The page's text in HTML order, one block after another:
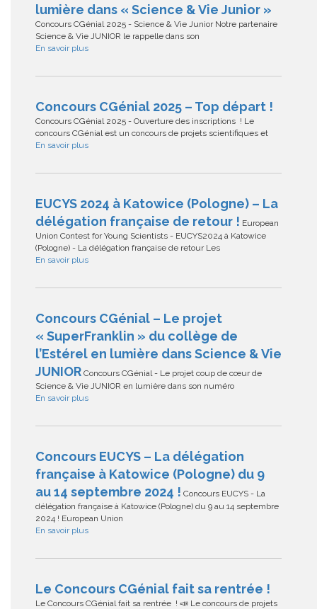
lumière dans « Science & Vie Junior »
Concours CGénial 2025 - Science & Vie Junior Notre partenaire
Science & Vie JUNIOR le rappelle dans son
En savoir plus
Concours CGénial 2025 – Top départ !
Concours CGénial 2025 - Ouverture des inscriptions ! Le
concours CGénial est un concours de projets scientifiques et
En savoir plus
EUCYS 2024 à Katowice (Pologne) – La
délégation française de retour ! European
Union Contest for Young Scientists - EUCYS2024 à Katowice
(Pologne) - La délégation française de retour Les
En savoir plus
Concours CGénial – Le projet
« SuperFranklin » du collège de
l’Estérel en lumière dans Science & Vie
JUNIOR Concours CGénial - Le projet coup de cœur de
Science & Vie JUNIOR en lumière dans son numéro
En savoir plus
Concours EUCYS – La délégation
française à Katowice (Pologne) du 9
au 14 septembre 2024 ! Concours EUCYS - La
délégation française à Katowice (Pologne) du 9 au 14 septembre
2024 ! European Union
En savoir plus
Le Concours CGénial fait sa rentrée !
Le Concours CGénial fait sa rentrée ! 📣 Le concours de projets